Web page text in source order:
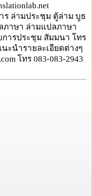
าร ล่ามประชุม ตู้ล่าม บูธ
ภาษา ล่ามแปลภาษา
ารประชุม สัมมนา โทร
ะนำรายละเอียดต่างๆ
โทร 083-083-2943